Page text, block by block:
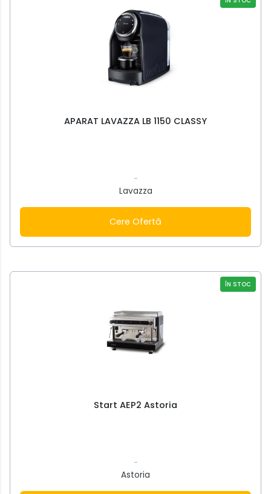
APARAT LAVAZZA LB 1150 CLASSY
-
Lavazza
Cere Ofertă
ÎN STOC
Start AEP2 Astoria
-
Astoria